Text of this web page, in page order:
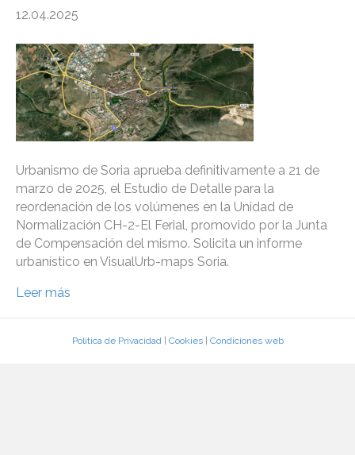
12.04.2025
Urbanismo de Soria aprueba definitivamente a 21 de
marzo de 2025, el Estudio de Detalle para la
reordenación de los volúmenes en la Unidad de
Normalización CH-2-El Ferial, promovido por la Junta
de Compensación del mismo. Solicita un informe
urbanístico en VisualUrb-maps Soria.
Leer más
Política de Privacidad| Cookies| Condiciones web